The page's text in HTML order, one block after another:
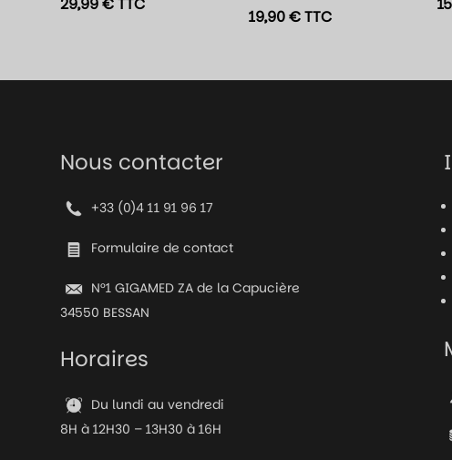
19,90€TTC
Nous contacter
+33 (0)4 11 91 96 17
Formulaire de contact
N°1 GIGAMED ZA de la Capucière
34550 BESSAN
Horaires
Du lundi au vendredi
8H à 12H30 – 13H30 à 16H